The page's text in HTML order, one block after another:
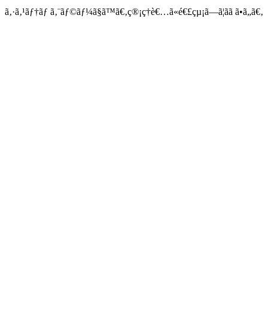
ã‚·ã‚¹ãƒ†ãƒ ã‚¨ãƒ©ãƒ¼ã§ã™ã€‚ç®¡ç†è€…ã«é€£çµ¡ã—ã¦ãã ã•ã„ã€‚